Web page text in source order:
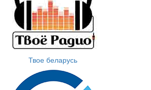
Твое беларусь